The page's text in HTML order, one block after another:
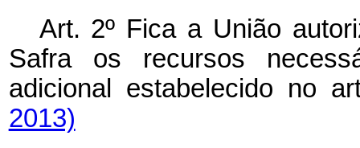
Art. 2º Fica a União
Safra os recursos
adicional estabelecido no
2013)